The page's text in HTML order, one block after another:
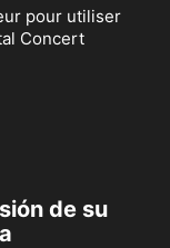
pour utiliser
Concert
de su